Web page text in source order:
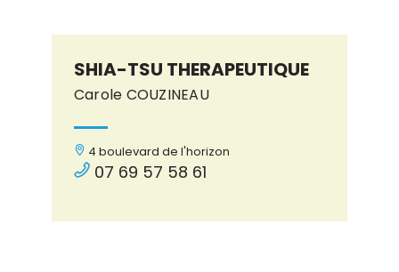
SHIA-TSU THERAPEUTIQUE
Carole COUZINEAU
4 boulevard de l'horizon
07 69 57 58 61